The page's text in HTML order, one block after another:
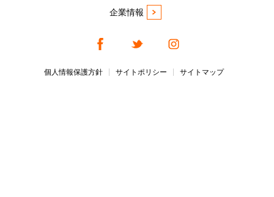
企業情報
個人情報保護方針 サイトポリシー サイトマップ